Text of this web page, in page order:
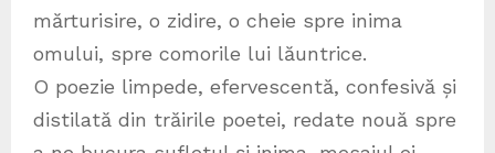
mărturisire, o zidire, o cheie spre inima
omului, spre comorile lui lăuntrice.
O poezie limpede, efervescentă, confesivă și
distilată din trăirile poetei, redate nouă spre